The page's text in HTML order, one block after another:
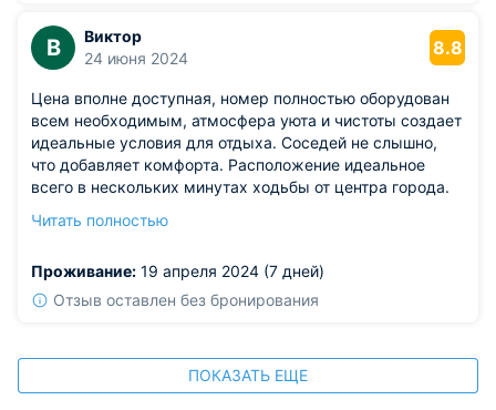
В
Виктор
24 июня 2024
8.8
Цена вполне доступная, номер полностью оборудован
всем необходимым, атмосфера уюта и чистоты создает
идеальные условия для отдыха. Соседей не слышно,
что добавляет комфорта. Расположение идеальное
всего в нескольких минутах ходьбы от центра города.
персонал, готовый помочь в любой ситуации.
Из недостатков: все отлично.
Читать полностью
Проживание: 19 апреля 2024 (7 дней)
Отзыв оставлен без бронирования
ПОКАЗАТЬ ЕЩЕ